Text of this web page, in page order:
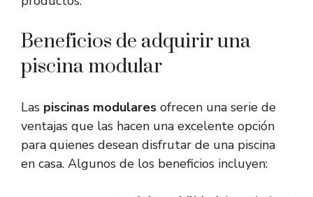
Beneficios de adquirir una
piscina modular
Las piscinas modulares ofrecen una serie de
ventajas que las hacen una excelente opción
para quienes desean disfrutar de una piscina
en casa. Algunos de los beneficios incluyen: